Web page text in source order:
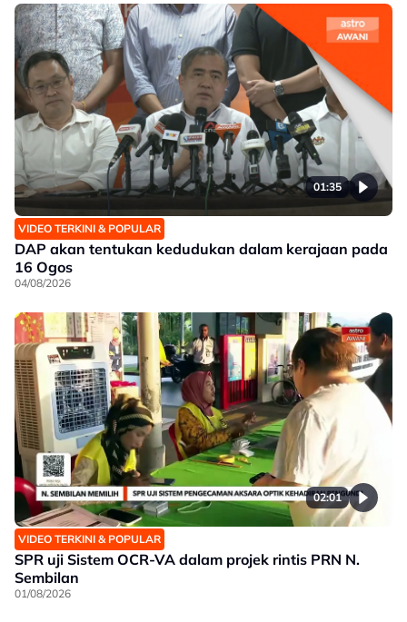
01:35
VIDEO TERKINI & POPULAR
DAP akan tentukan kedudukan dalam kerajaan pada
16 Ogos
04/08/2026
02:01
VIDEO TERKINI & POPULAR
SPR uji Sistem OCR-VA dalam projek rintis PRN N.
Sembilan
01/08/2026